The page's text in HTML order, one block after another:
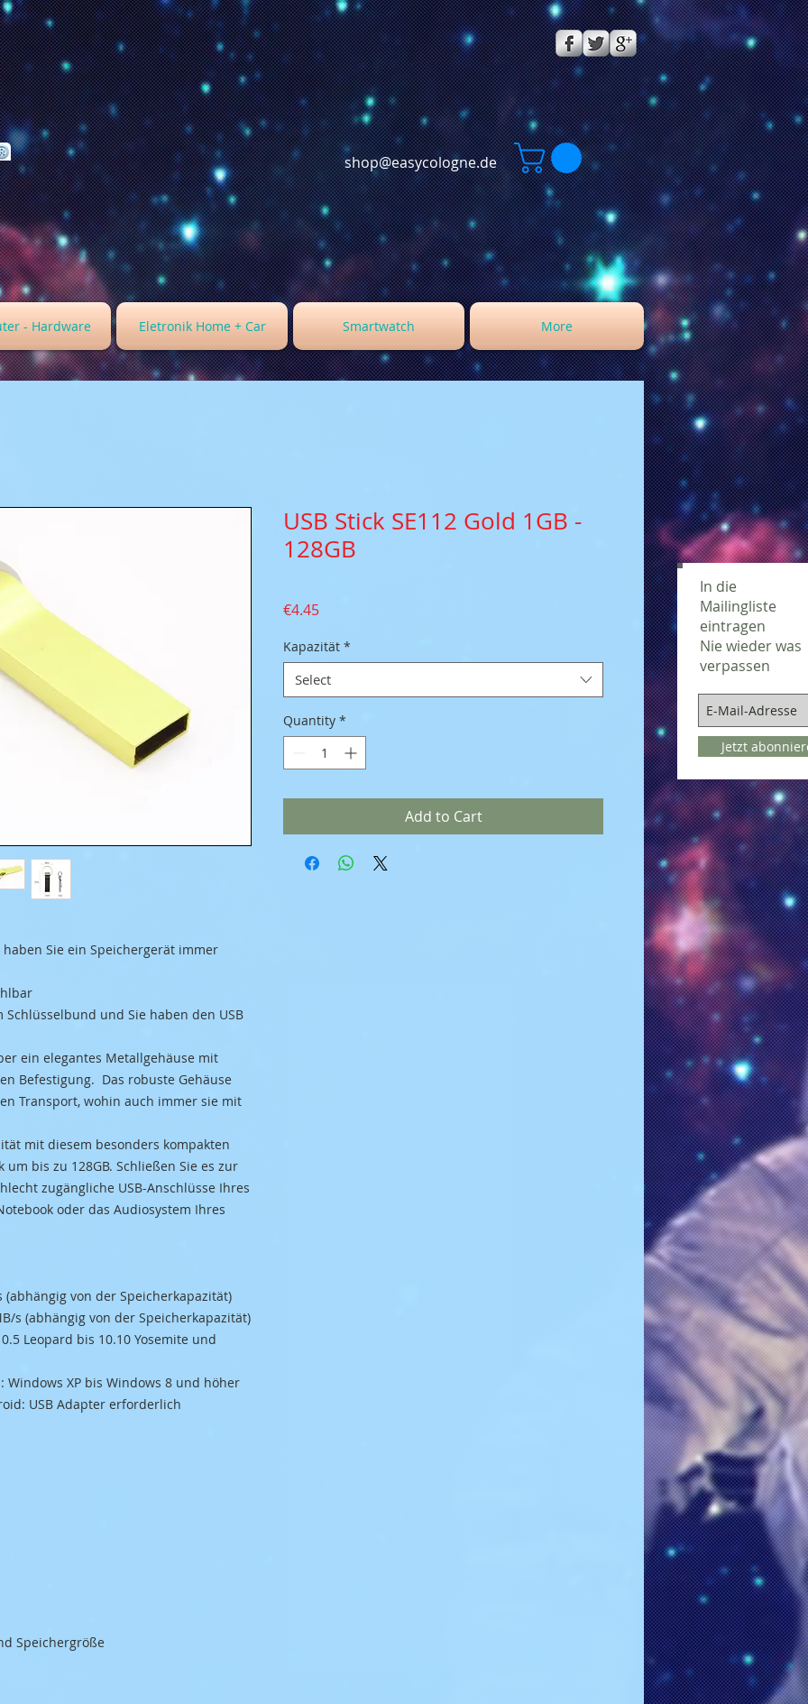
shop@easycologne.de
- Hardware Eletronik Home + Car Smartwatch More
Sie ein Speichergerät immer
Schlüsselbund und Sie haben den USB
ein elegantes Metallgehäuse mit
Befestigung. Das robuste Gehäuse
Transport, wohin auch immer sie mit
mit diesem besonders kompakten
bis zu 128GB. Schließen Sie es zur
zugängliche USB-Anschlüsse Ihres
oder das Audiosystem Ihres
(abhängig von der Speicherkapazität)
s (abhängig von der Speicherkapazität)
Leopard bis 10.10 Yosemite und
Windows XP bis Windows 8 und höher
USB Adapter erforderlich
Speichergröße
USB Stick SE112 Gold 1GB -
128GB
€4.45Price
Kapazität *
Select
Quantity *
Add to Cart
In die
Mailingliste
eintragen
Nie wieder was
verpassen
Jetzt